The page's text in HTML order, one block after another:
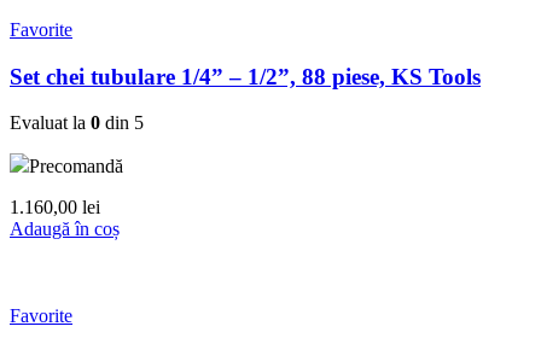
Favorite
Set chei tubulare 1/4” – 1/2”, 88 piese, KS Tools
Evaluat la 0 din 5
Precomandă
1.160,00 lei
Adaugă în coș
Favorite